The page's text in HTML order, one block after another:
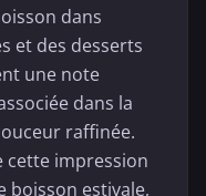
dans
et des desserts
une note
dans la
raffinée.
cette impression
boisson estivale,